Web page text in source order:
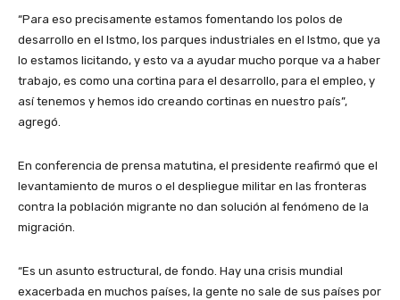
“Para eso precisamente estamos fomentando los polos de
desarrollo en el Istmo, los parques industriales en el Istmo, que ya
lo estamos licitando, y esto va a ayudar mucho porque va a haber
trabajo, es como una cortina para el desarrollo, para el empleo, y
así tenemos y hemos ido creando cortinas en nuestro país”,
agregó.
En conferencia de prensa matutina, el presidente reafirmó que el
levantamiento de muros o el despliegue militar en las fronteras
contra la población migrante no dan solución al fenómeno de la
migración.
“Es un asunto estructural, de fondo. Hay una crisis mundial
exacerbada en muchos países, la gente no sale de sus países por